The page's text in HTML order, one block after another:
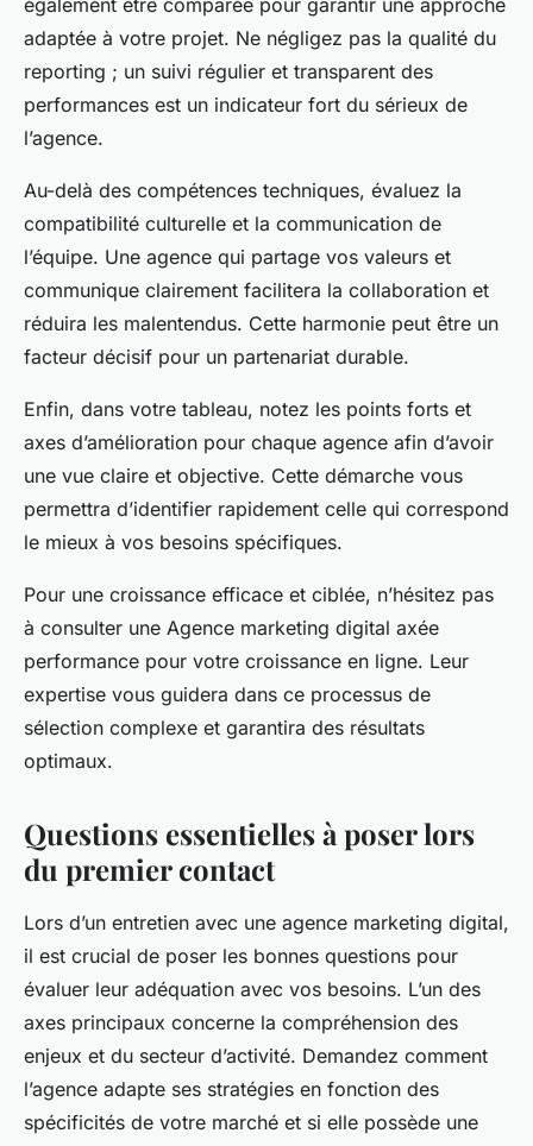
également être comparée pour garantir une approche
adaptée à votre projet. Ne négligez pas la qualité du
reporting ; un suivi régulier et transparent des
performances est un indicateur fort du sérieux de
l’agence.
Au-delà des compétences techniques, évaluez la
compatibilité culturelle et la communication de
l’équipe. Une agence qui partage vos valeurs et
communique clairement facilitera la collaboration et
réduira les malentendus. Cette harmonie peut être un
facteur décisif pour un partenariat durable.
Enfin, dans votre tableau, notez les points forts et
axes d’amélioration pour chaque agence afin d’avoir
une vue claire et objective. Cette démarche vous
permettra d’identifier rapidement celle qui correspond
le mieux à vos besoins spécifiques.
Pour une croissance efficace et ciblée, n’hésitez pas
à consulter une Agence marketing digital axée
performance pour votre croissance en ligne. Leur
expertise vous guidera dans ce processus de
sélection complexe et garantira des résultats
optimaux.
Questions essentielles à poser lors
du premier contact
Lors d’un entretien avec une agence marketing digital,
il est crucial de poser les bonnes questions pour
évaluer leur adéquation avec vos besoins. L’un des
axes principaux concerne la compréhension des
enjeux et du secteur d’activité. Demandez comment
l’agence adapte ses stratégies en fonction des
spécificités de votre marché et si elle possède une